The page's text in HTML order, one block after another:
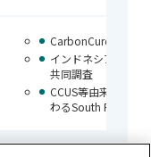
CarbonCure社への
インドネシアクリー
共同調査
CCUS等由来のカー
わるSouth Pole社と